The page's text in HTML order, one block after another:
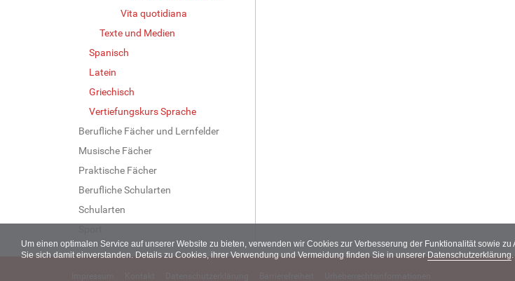
Um einen optimalen Service auf unserer Website zu bieten, verwenden wir Cookies zur Verbesserung der Funktionalität sowie
Sie sich damit einverstanden. Details zu Cookies, ihrer Verwendung und Vermeidung finden Sie in unserer Datenschutzerklärung.
Vita quotidiana
Texte und Medien
Spanisch
Latein
Griechisch
Vertiefungskurs Sprache
Berufliche Fächer und Lernfelder
Musische Fächer
Praktische Fächer
Berufliche Schularten
Schularten